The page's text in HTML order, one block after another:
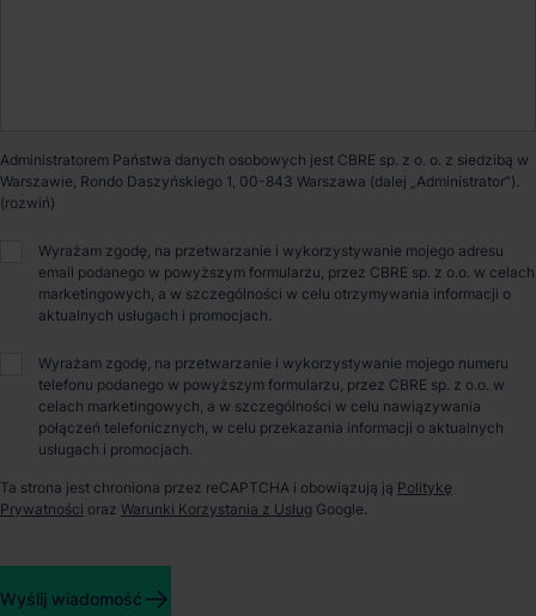
O parku
7R City Flex Wrocław I – powierzchnia magazynowa w
granicach miasta
7R City Flex Wrocław I to
dostosowaną do prowadzenia operacji dystrybucyjnych oraz
magazynowych. Inwestycja została zrealizowana z myślą o
infrastruktury transportowej oraz komunikacji miejskiej, co
ułatwia zarówno logistykę, jak i organizację pracy zespołu.
Administratorem Państwa danych osobowych jest CBRE sp. z o. o. z siedzibą w
Warszawie, Rondo Daszyńskiego 1, 00-843 Warszawa (dalej „Administrator”).
Wyrażam zgodę, na przetwarzanie i wykorzystywanie mojego adresu
email podanego w powyższym formularzu, przez CBRE sp. z o.o. w celach
marketingowych, a w szczególności w celu otrzymywania informacji o
aktualnych usługach i promocjach.
Wyrażam zgodę, na przetwarzanie i wykorzystywanie mojego numeru
telefonu podanego w powyższym formularzu, przez CBRE sp. z o.o. w
celach marketingowych, a w szczególności w celu nawiązywania
połączeń telefonicznych, w celu przekazania informacji o aktualnych
usługach i promocjach.
Ta strona jest chroniona przez reCAPTCHA i obowiązują ją Politykę
Prywatności oraz Warunki Korzystania z Usług Google.
Wyślij wiadomość